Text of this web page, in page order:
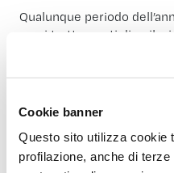
Cookie banner
Questo sito utilizza cookie
profilazione, anche di
Qualunque periodo
con i trattamenti di
nostre operatrici ti
percorso, a partire dal
indicarti se sia opportuno
estivo.